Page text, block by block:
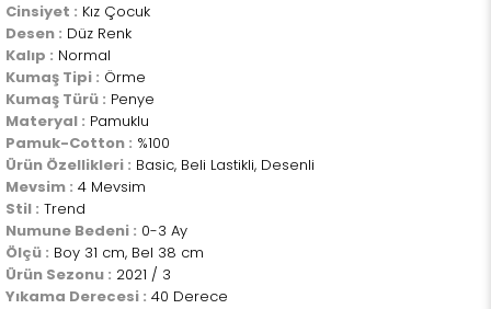
Cinsiyet : Kız Çocuk
Desen : Düz Renk
Kalıp : Normal
Kumaş Tipi : Örme
Kumaş Türü : Penye
Materyal : Pamuklu
Pamuk-Cotton : %100
Ürün Özellikleri : Basic, Beli Lastikli, Desenli
Mevsim : 4 Mevsim
Stil : Trend
Numune Bedeni : 0-3 Ay
Ölçü : Boy 31 cm, Bel 38 cm
Ürün Sezonu : 2021 / 3
Yıkama Derecesi : 40 Derece